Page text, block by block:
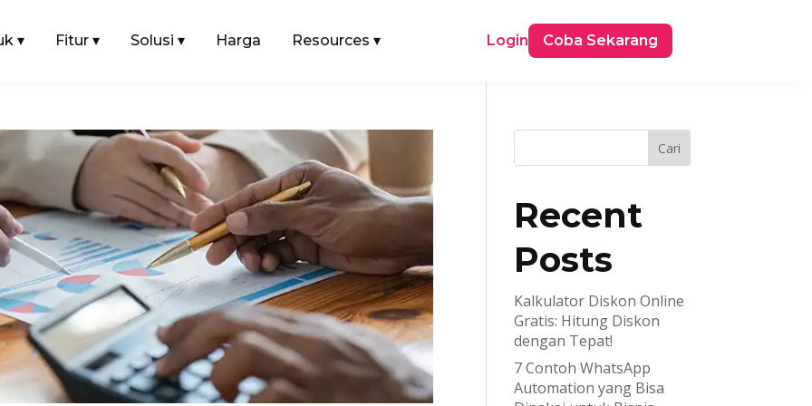
▾ Fitur ▾ Solusi ▾ Harga Resources ▾ Login Coba Sekarang
Cari
Recent
Posts
Kalkulator Diskon Online
Gratis: Hitung Diskon
dengan Tepat!
7 Contoh WhatsApp
Automation yang Bisa